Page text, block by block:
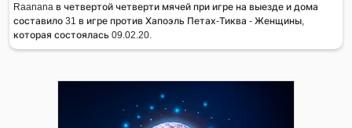
Raanana в четвертой четверти мячей при игре на выезде и дома
составило 31 в игре против Хапоэль Петах-Тиква - Женщины,
которая состоялась 09.02.20.